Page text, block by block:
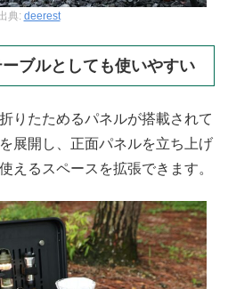
典: deerest
ブルとしても使いやすい
りたためるパネルが搭載されて
展開し、正面パネルを立ち上げ
えるスペースを拡張できます。